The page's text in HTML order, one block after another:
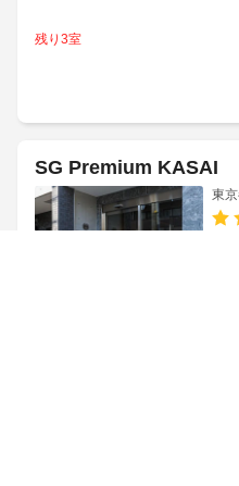
残り3室
SG Premium KASAI
東